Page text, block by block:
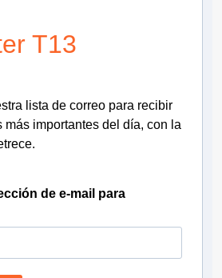
T13
lista de correo para recibir
más importantes del día, con la
de e-mail para